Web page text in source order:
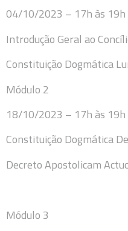
04/10/2023 – 17h às 19h
Introdução Geral ao
Constituição Dogmática
Módulo 2
18/10/2023 – 17h às 19h
Constituição Dogmática
Decreto Apostolicam
Módulo 3